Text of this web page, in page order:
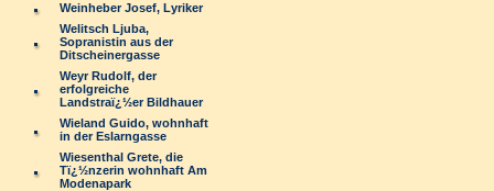
Weinheber Josef, Lyriker
Welitsch Ljuba,
Sopranistin aus der
Ditscheinergasse
Weyr Rudolf, der
erfolgreiche
Landstraï¿½er Bildhauer
Wieland Guido, wohnhaft
in der Eslarngasse
Wiesenthal Grete, die
Tï¿½nzerin wohnhaft Am
Modenapark